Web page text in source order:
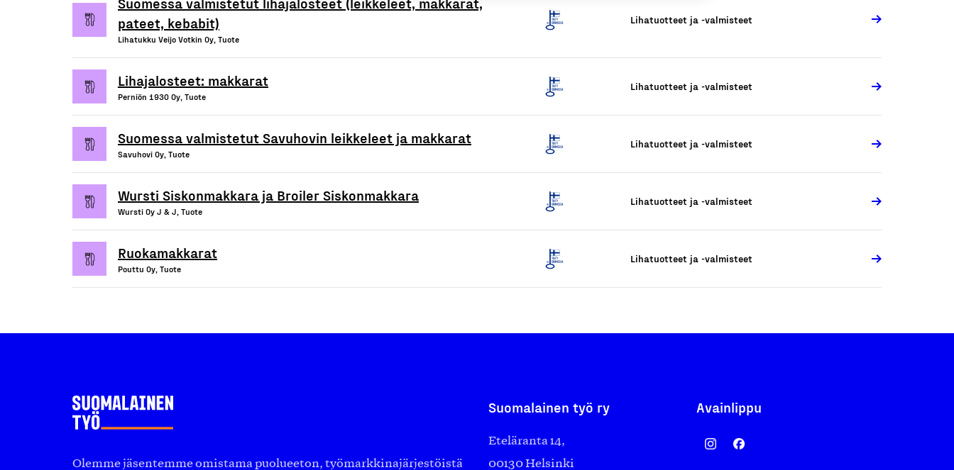
pateet, kebabit)
Lihatukku Veijo Votkin Oy, Tuote
Lihatuotteet ja -valmisteet
Lihajalosteet: makkarat
Perniön 1930 Oy, Tuote
Lihatuotteet ja -valmisteet
Suomessa valmistetut Savuhovin leikkeleet ja makkarat
Savuhovi Oy, Tuote
Lihatuotteet ja -valmisteet
Wursti Siskonmakkara ja Broiler Siskonmakkara
Wursti Oy J & J, Tuote
Lihatuotteet ja -valmisteet
Ruokamakkarat
Pouttu Oy, Tuote
Lihatuotteet ja -valmisteet
Olemme jäsentemme omistama puolueeton, työmarkkinajärjestöistä
Suomalainen työ ry
Eteläranta 14,
00130 Helsinki
Avainlippu